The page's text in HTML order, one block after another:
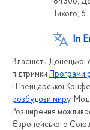
Тихого, 6
In
Власність Донецької
підтримки
Програми
Швейцарської
розбудови миру.
Розширення
Європейського